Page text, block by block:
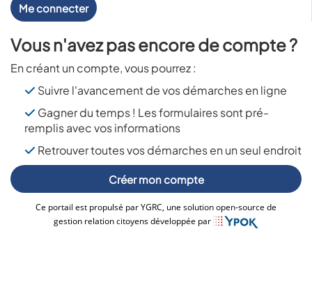
Me connecter
Vous n'avez pas encore de compte ?
En créant un compte, vous pourrez :
Suivre l'avancement de vos démarches en ligne
Gagner du temps ! Les formulaires sont pré-
remplis avec vos informations
Retrouver toutes vos démarches en un seul endroit
Créer mon compte
Ce portail est propulsé par YGRC, une solution open-source de
gestion relation citoyens développée par